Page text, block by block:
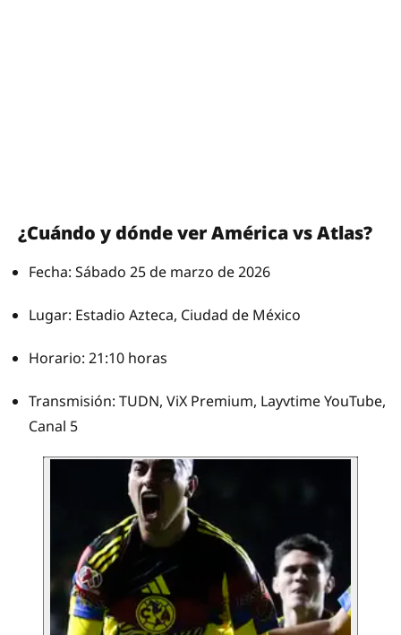
¿Cuándo y dónde ver América vs Atlas?
Fecha: Sábado 25 de marzo de 2026
Lugar: Estadio Azteca, Ciudad de México
Horario: 21:10 horas
Transmisión: TUDN, ViX Premium, Layvtime YouTube,
Canal 5